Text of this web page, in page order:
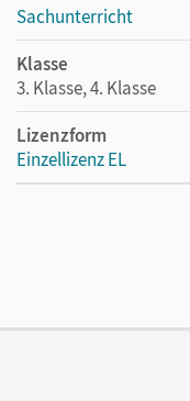
Sachunterricht
Klasse
3. Klasse, 4. Klasse
Lizenzform
Einzellizenz EL